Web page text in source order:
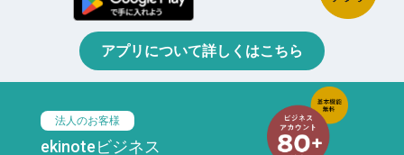
アプリについて詳しくはこちら
法人のお客様
ekinoteビジネス